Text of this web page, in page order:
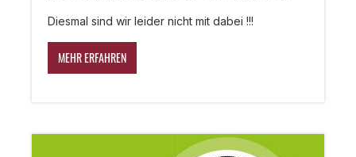
Diesmal sind wir leider nicht mit dabei !!!
MEHR ERFAHREN